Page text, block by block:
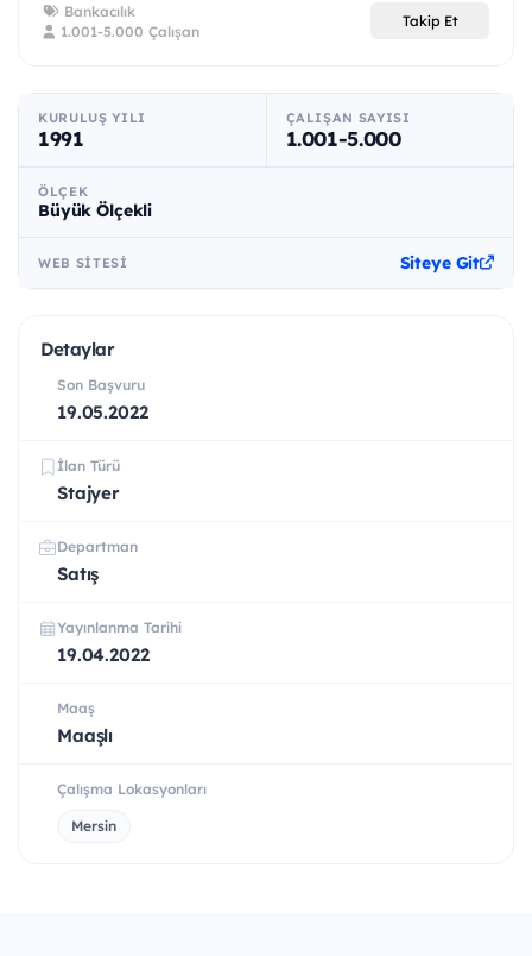
Bankacılık
1.001-5.000 Çalışan
Takip Et
KURULUŞ YILI
1991
ÇALIŞAN SAYISI
1.001-5.000
ÖLÇEK
Büyük Ölçekli
WEB SITESI Siteye Git
Detaylar
Son Başvuru
19.05.2022
İlan Türü
Stajyer
Departman
Satış
Yayınlanma Tarihi
19.04.2022
Maaş
Maaşlı
Çalışma Lokasyonları
Mersin